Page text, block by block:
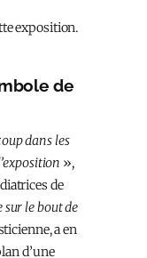
exposition.
de
dans les
»,
de
le bout de
a en
d’une